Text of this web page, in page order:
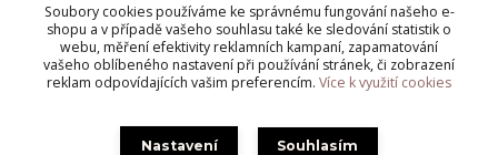
Soubory cookies používáme ke správnému fungování našeho e-
shopu a v případě vašeho souhlasu také ke sledování statistik o
webu, měření efektivity reklamních kampaní, zapamatování
vašeho oblíbeného nastavení při používání stránek, či zobrazení
reklam odpovídajících vašim preferencím. Více k využití cookies
Nastavení Souhlasím